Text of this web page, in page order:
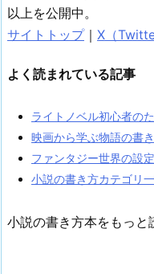
以上を公開中。
サイトトップ｜ X（
よく読まれている記事
ライトノベル初心者の
映画から学ぶ物語の書
ファンタジー世界の設
小説の書き方カテゴリ
小説の書き方本をもっ